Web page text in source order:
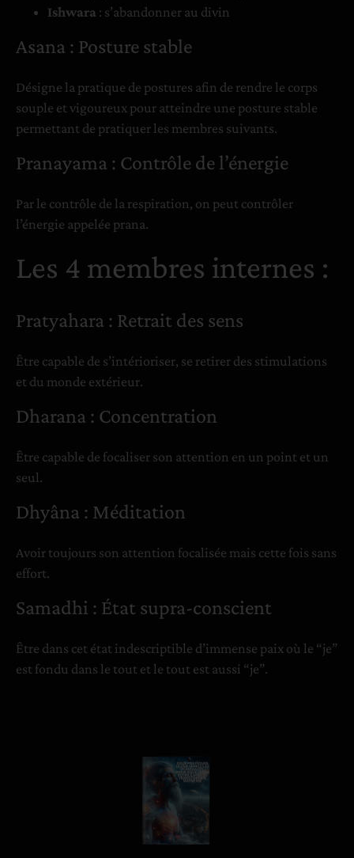
Ishwara : s’abandonner au divin
Asana : Posture stable
Désigne la pratique de postures afin de rendre le corps
souple et vigoureux pour atteindre une posture stable
permettant de pratiquer les membres suivants.
Pranayama : Contrôle de l’énergie
Par le contrôle de la respiration, on peut contrôler
l’énergie appelée prana.
Les 4 membres internes :
Pratyahara : Retrait des sens
Être capable de s’intérioriser, se retirer des stimulations
et du monde extérieur.
Dharana : Concentration
Être capable de focaliser son attention en un point et un
seul.
Dhyâna : Méditation
Avoir toujours son attention focalisée mais cette fois sans
effort.
Samadhi : État supra-conscient
Être dans cet état indescriptible d’immense paix où le “je”
est fondu dans le tout et le tout est aussi “je”.